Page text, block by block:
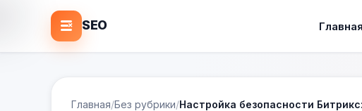
SEO Главная
Главная/Без рубрики/Настройка безопасности